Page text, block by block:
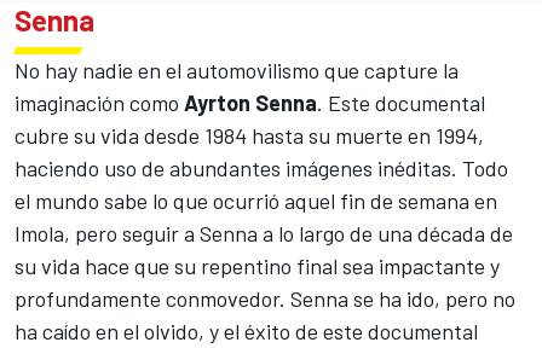
Senna
No hay nadie en el automovilismo que capture la
imaginación como Ayrton Senna. Este documental
cubre su vida desde 1984 hasta su muerte en 1994,
haciendo uso de abundantes imágenes inéditas. Todo
el mundo sabe lo que ocurrió aquel fin de semana en
Imola, pero seguir a Senna a lo largo de una década de
su vida hace que su repentino final sea impactante y
profundamente conmovedor. Senna se ha ido, pero no
ha caído en el olvido, y el éxito de este documental